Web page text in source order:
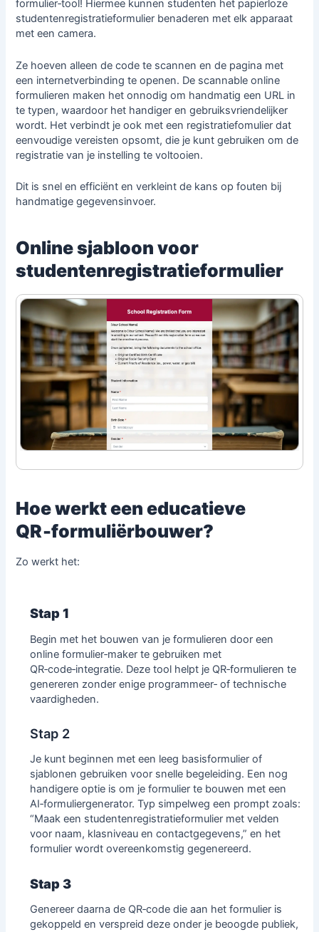
formulier‑tool! Hiermee kunnen studenten het papierloze
studentenregistratieformulier benaderen met elk apparaat
met een camera.
Ze hoeven alleen de code te scannen en de pagina met
een internetverbinding te openen. De scannable online
formulieren maken het onnodig om handmatig een URL in
te typen, waardoor het handiger en gebruiksvriendelijker
wordt. Het verbindt je ook met een registratiefomulier dat
eenvoudige vereisten opsomt, die je kunt gebruiken om de
registratie van je instelling te voltooien.
Dit is snel en efficiënt en verkleint de kans op fouten bij
handmatige gegevensinvoer.
Online sjabloon voor
studentenregistratieformulier
Hoe werkt een educatieve
QR‑formuliërbouwer?
Zo werkt het:
Stap 1
Begin met het bouwen van je formulieren door een
online formulier‑maker te gebruiken met
QR‑code‑integratie. Deze tool helpt je QR‑formulieren te
genereren zonder enige programmeer‑ of technische
vaardigheden.
Stap 2
Je kunt beginnen met een leeg basisformulier of
sjablonen gebruiken voor snelle begeleiding. Een nog
handigere optie is om je formulier te bouwen met een
AI‑formuliergenerator. Typ simpelweg een prompt zoals:
“Maak een studentenregistratieformulier met velden
voor naam, klasniveau en contactgegevens,” en het
formulier wordt overeenkomstig gegenereerd.
Stap 3
Genereer daarna de QR‑code die aan het formulier is
gekoppeld en verspreid deze onder je beoogde publiek,